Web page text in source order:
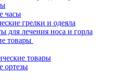
часы
грелки и одеяла
для лечения носа и горла
товары
товары
ортезы